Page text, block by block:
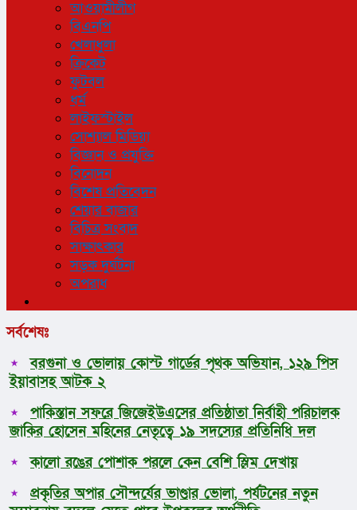
আওয়ামীলীগ
বিএনপি
খেলাধুলা
ক্রিকেট
ফুটবল
ধর্ম
লাইফস্টাইল
সোশ্যাল মিডিয়া
বিজ্ঞান ও প্রযুক্তি
বিনোদন
বিশেষ প্রতিবেদন
শেয়ার বাজার
বিচিত্র সংবাদ
সাক্ষাৎকার
সড়ক দুর্ঘটনা
অপরাধ
সর্বশেষঃ
বরগুনা ও ভোলায় কোস্ট গার্ডের পৃথক অভিযান, ১২৯ পিস
ইয়াবাসহ আটক ২
পাকিস্তান সফরে জিজেইউএসের প্রতিষ্ঠাতা নির্বাহী পরিচালক
জাকির হোসেন মহিনের নেতৃত্বে ১৯ সদস্যের প্রতিনিধি দল
কালো রঙের পোশাক পরলে কেন বেশি স্লিম দেখায়
প্রকৃতির অপার সৌন্দর্যের ভাণ্ডার ভোলা, পর্যটনের নতুন